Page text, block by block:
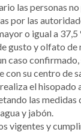
las personas
por las
o igual a
gusto y olfato
caso
con su centro de
el
las
y jabón.
vigentes y